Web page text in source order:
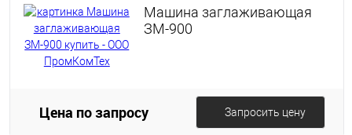
Машина заглаживающая
ЗМ-900
Цена по запросу Запросить цену